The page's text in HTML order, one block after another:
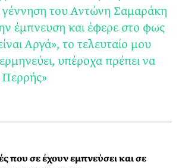
γέννηση του Αντώνη Σαμαράκη
έμπνευση και έφερε στο φως
Αργά», το τελευταίο μου
υπέροχα πρέπει να
που σε έχουν εμπνεύσει και σε